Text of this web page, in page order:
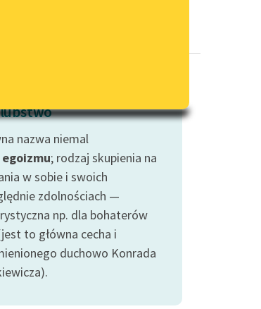
wrażliwych
Deklaracja dostępności
nazwa niemal
egoizmu; rodzaj skupienia na
w sobie i swoich
zdolnościach —
np. dla bohaterów
to główna cecha i
duchowo Konrada